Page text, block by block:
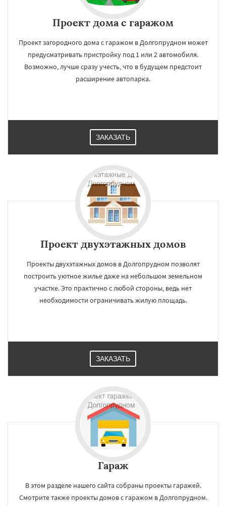
Проект дома с гаражом
Проект загородного дома с гаражом в Долгопрудном может
предусматривать пристройку под 1 или 2 автомобиля.
Возможно, лучше сразу учесть, что в будущем предстоит
расширение автопарка.
ЗАКАЗАТЬ
Проект двухэтажных домов
Проекты двухэтажных домов в Долгопрудном позволят
построить уютное жилье даже на небольшом земельном
участке. Это практично с любой стороны, ведь нет
необходимости ограничивать жилую площадь.
ЗАКАЗАТЬ
Гараж
В этом разделе нашего сайта собраны проекты гаражей.
Смотрите также проекты домов с гаражом в Долгопрудном.